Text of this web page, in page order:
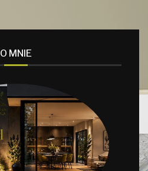
O MNIE